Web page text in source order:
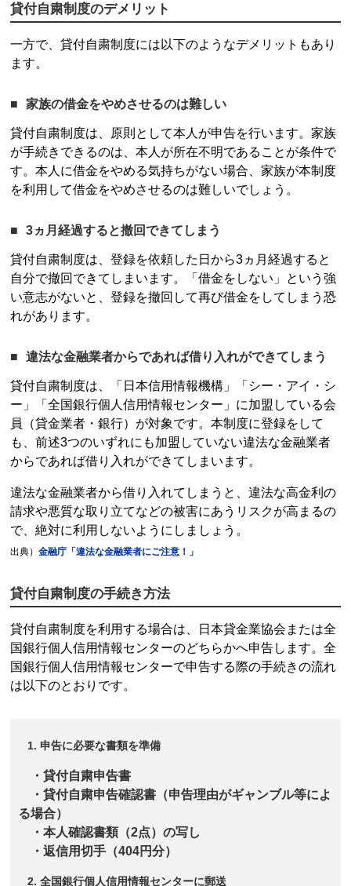
貸付自粛制度のデメリット
一方で、貸付自粛制度には以下のようなデメリットもあり
ます。
家族の借金をやめさせるのは難しい
貸付自粛制度は、原則として本人が申告を行います。家族
が手続きできるのは、本人が所在不明であることが条件で
す。本人に借金をやめる気持ちがない場合、家族が本制度
を利用して借金をやめさせるのは難しいでしょう。
3ヵ月経過すると撤回できてしまう
貸付自粛制度は、登録を依頼した日から3ヵ月経過すると
自分で撤回できてしまいます。「借金をしない」という強
い意志がないと、登録を撤回して再び借金をしてしまう恐
れがあります。
違法な金融業者からであれば借り入れができてしまう
貸付自粛制度は、「日本信用情報機構」「シー・アイ・シ
ー」「全国銀行個人信用情報センター 」に加盟している会
員（貸金業者・銀行）が対象です。本制度に登録をして
も、前述3つのいずれにも加盟していない違法な金融業者
からであれば借り入れができてしまいます。
違法な金融業者から借り入れてしまうと、違法な高金利の
請求や悪質な取り立てなどの被害にあうリスクが高まるの
で、絶対に利用しないようにしましょう。
出典）金融庁「違法な金融業者にご注意！」
貸付自粛制度の手続き方法
貸付自粛制度を利用する場合は、 日本貸金業協会 または全
国銀行個人信用情報センターのどちらかへ申告します。全
国銀行個人信用情報センターで申告する際の手続きの流れ
は以下のとおりです。
申告に必要な書類を準備
・貸付自粛申告書
・貸付自粛申告確認書（申告理由がギャンブル等によ
る場合）
・本人確認書類（2点）の写し
・返信用切手（404円分）
全国銀行個人信用情報センターに郵送